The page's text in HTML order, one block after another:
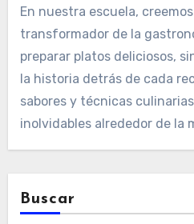
En nuestra escuela,
transformador de la
preparar platos deliciosos,
la historia detrás de cada
sabores y técnicas
inolvidables alrededor de la
Buscar